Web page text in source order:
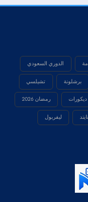
الدوري السعودي
برشلونة تشيلسي
ديكورات رمضان 2026
ليفربول